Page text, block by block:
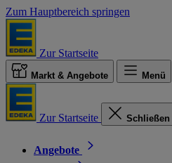
Zum Hauptbereich springen
Zur Startseite
Markt & Angebote Menü
Zur Startseite Schließen
Angebote